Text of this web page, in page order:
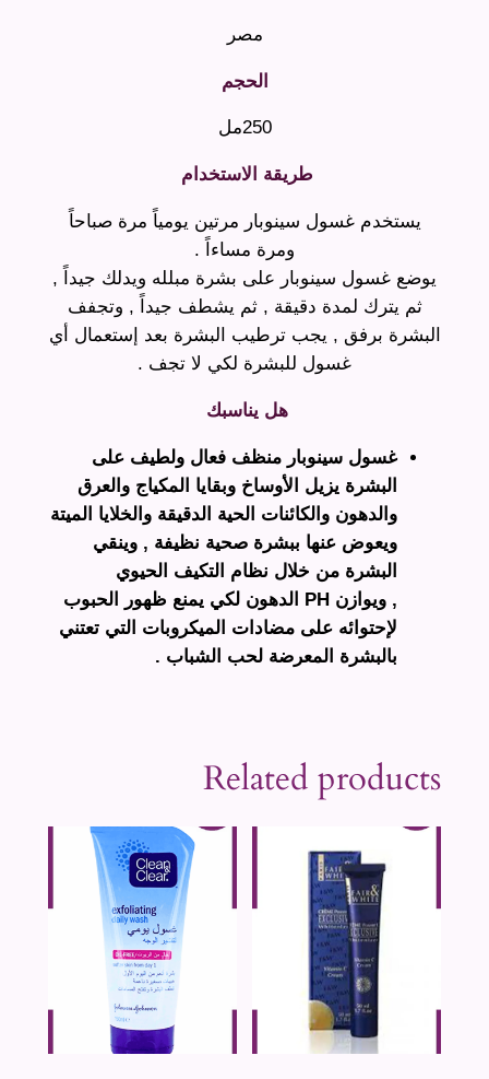
مصر
الحجم
250مل
طريقة الاستخدام
يستخدم غسول سينوبار مرتين يومياً مرة صباحاً
ومرة مساءاً .
يوضع غسول سينوبار على بشرة مبلله ويدلك جيداً ,
ثم يترك لمدة دقيقة , ثم يشطف جيداً , وتجفف
البشرة برفق , يجب ترطيب البشرة بعد إستعمال أي
غسول للبشرة لكي لا تجف .
هل يناسبك
غسول سينوبار منظف فعال ولطيف على
البشرة يزيل الأوساخ وبقايا المكياج والعرق
والدهون والكائنات الحية الدقيقة والخلايا الميتة
ويعوض عنها ببشرة صحية نظيفة , وينقي
البشرة من خلال نظام التكيف الحيوي
, ويوازن PH الدهون لكي يمنع ظهور الحبوب
لإحتوائه على مضادات الميكروبات التي تعتني
بالبشرة المعرضة لحب الشباب .
Related products